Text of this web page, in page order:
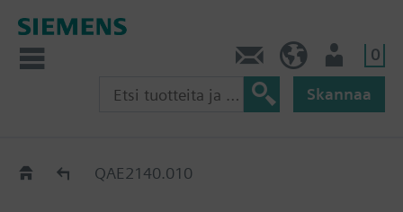
0
Skannaa
Old2NewQAE2140.010